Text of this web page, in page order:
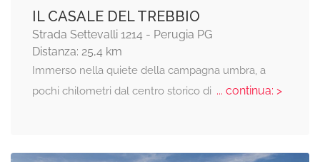
IL CASALE DEL TREBBIO
Strada Settevalli 1214 - Perugia PG
Distanza: 25,4 km
Immerso nella quiete della campagna umbra, a
pochi chilometri dal centro storico di ... continua: >